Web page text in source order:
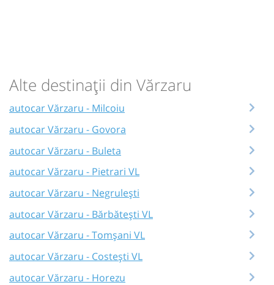
Alte destinații din Vărzaru
autocar Vărzaru - Milcoiu
autocar Vărzaru - Govora
autocar Vărzaru - Buleta
autocar Vărzaru - Pietrari VL
autocar Vărzaru - Negrulești
autocar Vărzaru - Bărbătești VL
autocar Vărzaru - Tomșani VL
autocar Vărzaru - Costești VL
autocar Vărzaru - Horezu